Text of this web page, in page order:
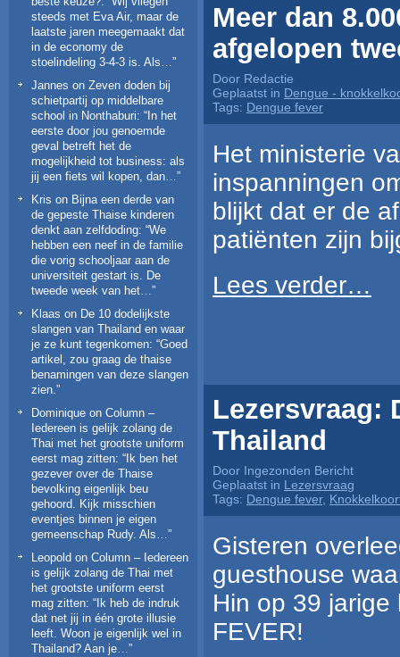
steeds met Eva Air, maar de
laatste jaren meegemaakt dat
in de economy de
stoelindeling 3-4-3 is. Als… ”
Jannes on Zeven doden bij
schietpartij op middelbare
school in Nonthaburi: “In het
eerste door jou genoemde
geval betreft het de
mogelijkheid tot business: als
jij een fiets wil kopen, dan… ”
Kris on Bijna een derde van
de gepeste Thaise kinderen
denkt aan zelfdoding: “We
hebben een neef in de familie
die vorig schooljaar aan de
universiteit gestart is. De
tweede week van het… ”
Klaas on De 10 dodelijkste
slangen van Thailand en waar
je ze kunt tegenkomen: “Goed
artikel, zou graag de thaise
benamingen van deze slangen
zien. ”
Dominique on Column –
Iedereen is gelijk zolang de
Thai met het grootste uniform
eerst mag zitten: “ Ik ben het
gezever over de Thaise
bevolking eigenlijk beu
gehoord. Kijk misschien
eventjes binnen je eigen
gemeenschap Rudy. Als… ”
Leopold on Column – Iedereen
is gelijk zolang de Thai met
het grootste uniform eerst
mag zitten: “ Ik heb de indruk
dat net jij in één grote illusie
leeft. Woon je eigenlijk wel in
Thailand? Aan je…”
Meer dan
afgelopen
Door Redactie
Geplaatst in Dengue -
Tags: Dengue fever
Het ministerie
inspanningen
blijkt dat er de
patiënten zijn
Lees verder…
Lezersvraag:
Thailand
Door Ingezonden Bericht
Geplaatst in Lezersvraag
Tags: Dengue fever,
Gisteren
guesthouse
Hin op 39
FEVER!